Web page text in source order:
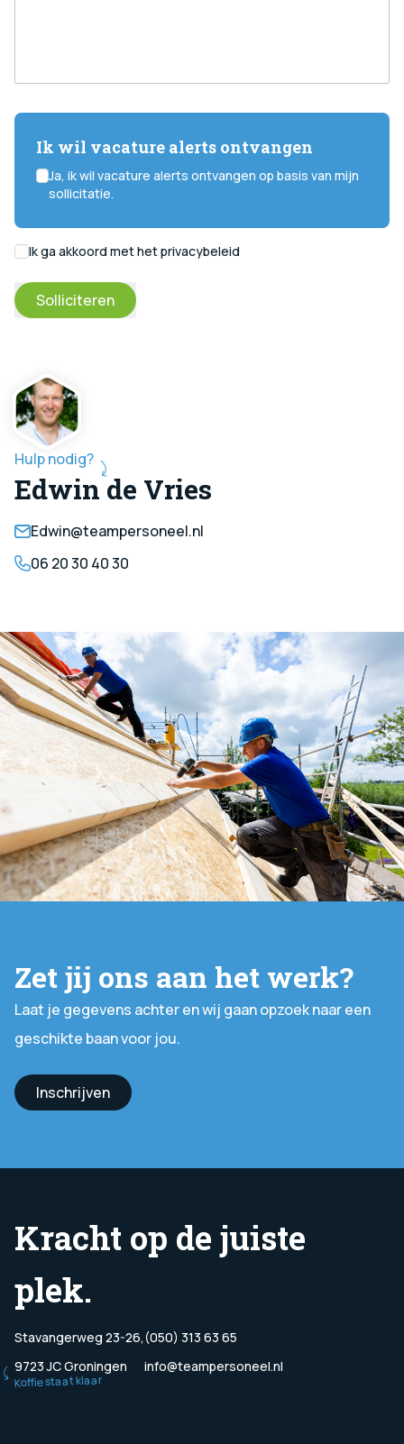
Ik wil vacature alerts ontvangen
Ja, ik wil vacature alerts ontvangen op basis van mijn
sollicitatie.
Ik ga akkoord met het privacybeleid
Solliciteren
Hulp nodig?
Edwin de Vries
Edwin@teampersoneel.nl
06 20 30 40 30
Zet jij ons aan het werk?
Laat je gegevens achter en wij gaan opzoek naar een
geschikte baan voor jou.
Inschrijven
Kracht op de juiste
plek.
Stavangerweg 23-26,
9723 JC Groningen
Koffie staat klaar
(050) 313 63 65
info@teampersoneel.nl